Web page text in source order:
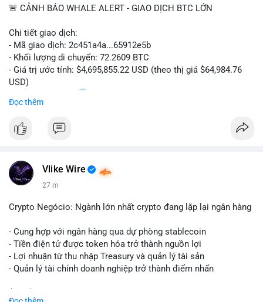
🚨 CẢNH BÁO WHALE ALERT - GIAO DỊCH BTC LỚN
Chi tiết giao dịch:
- Mã giao dịch: 2c451a4a...65912e5b
- Khối lượng di chuyển: 72.2609 BTC
- Giá trị ước tính: $4,695,855.22 USD (theo thị giá $64,984.76
USD)
- Thời gian: 15:20
Nhận định phân tích hành vi của Cá voi dựa trên giao dịch này:
Lượng BTC trị giá gần 4,7 triệu USD được dồn vào một giao
giao dịch, áp lực bán ngắn hạn có thể gia tăng, ảnh hưởng đến
tâm lý nhà đầu tư. Ngược lại, nếu dòng tiền đổ về ví lạnh, đây
vùng giá hiện tại thay vì thoát ra.
Lời khuyên ngắn gọn cho nhà đầu tư nhỏ lẻ: Theo dõi sát địa
chỉ nhận của giao dịch này trong 24-48 giờ tới. Đừng vội hành
động theo cảm xúc khi chỉ dựa vào một lệnh chuyển đơn lẻ;
hãy quan sát thêm các lệnh tiếp theo để xác nhận xu hướng
Đọc thêm
Vlike Wire
27 m
Crypto Negócio: Ngành lớn nhất crypto đang lặp lại ngân hàng
- Cung hợp với ngân hàng qua dự phòng stablecoin
- Tiền điện tử được token hóa trở thành nguồn lợi
- Lợi nhuận từ thu nhập Treasury và quản lý tài sản
- Quản lý tài chính doanh nghiệp trở thành điểm nhấn